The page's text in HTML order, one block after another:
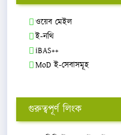
ওয়েব মেইল
ই-নথি
iBAS++
MoD ই-সেবাসমূহ
গুরুত্বপূর্ণ লিংক